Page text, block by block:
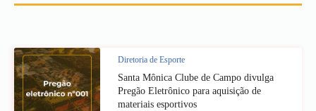
Diretoria de Esporte
Santa Mônica Clube de Campo divulga
Pregão Eletrônico para aquisição de
materiais esportivos